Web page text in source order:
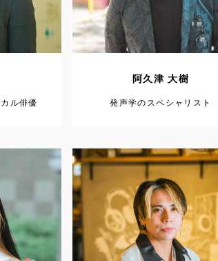
ル俳優
阿久津 大樹
発声学のスペシャリスト